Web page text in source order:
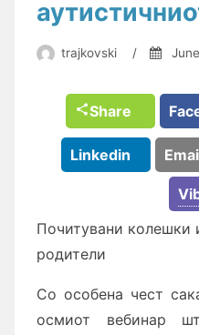
trajkovski /
Share
Linkedin
Почитувани колешки
родители
Со особена чест
осмиот вебинар